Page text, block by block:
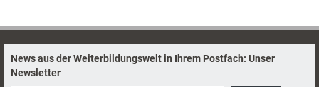
News aus der Weiterbildungswelt in Ihrem Postfach: Unser
Newsletter